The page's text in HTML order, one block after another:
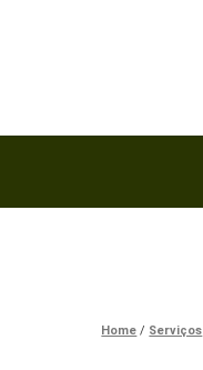
Home Serviços